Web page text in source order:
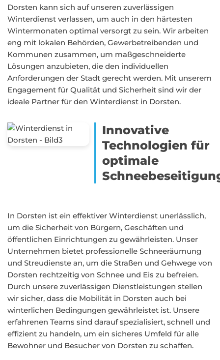
Dorsten kann sich auf unseren zuverlässigen
Winterdienst verlassen, um auch in den härtesten
Wintermonaten optimal versorgt zu sein. Wir arbeiten
eng mit lokalen Behörden, Gewerbetreibenden und
Kommunen zusammen, um maßgeschneiderte
Lösungen anzubieten, die den individuellen
Anforderungen der Stadt gerecht werden. Mit unserem
Engagement für Qualität und Sicherheit sind wir der
ideale Partner für den Winterdienst in Dorsten.
Innovative
Technologien für
optimale
In Dorsten ist ein effektiver Winterdienst unerlässlich,
um die Sicherheit von Bürgern, Geschäften und
öffentlichen Einrichtungen zu gewährleisten. Unser
Unternehmen bietet professionelle Schneeräumung
und Streudienste an, um die Straßen und Gehwege von
Dorsten rechtzeitig von Schnee und Eis zu befreien.
Durch unsere zuverlässigen Dienstleistungen stellen
wir sicher, dass die Mobilität in Dorsten auch bei
winterlichen Bedingungen gewährleistet ist. Unsere
erfahrenen Teams sind darauf spezialisiert, schnell und
effizient zu handeln, um ein sicheres Umfeld für alle
Bewohner und Besucher von Dorsten zu schaffen.